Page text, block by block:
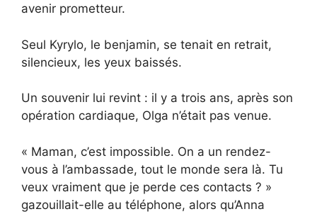
avenir prometteur.
Seul Kyrylo, le benjamin, se tenait en retrait,
silencieux, les yeux baissés.
Un souvenir lui revint : il y a trois ans, après son
opération cardiaque, Olga n’était pas venue.
« Maman, c’est impossible. On a un rendez-
vous à l’ambassade, tout le monde sera là. Tu
veux vraiment que je perde ces contacts ? »
gazouillait-elle au téléphone, alors qu’Anna